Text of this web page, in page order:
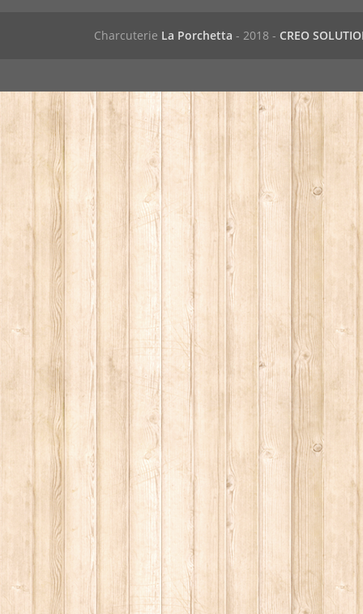
Charcuterie La Porchetta - 2018 - CREO